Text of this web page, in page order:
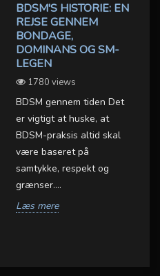
BDSM'S HISTORIE: EN
REJSE GENNEM
BONDAGE,
DOMINANS OG SM-
LEGEN
1780 views
BDSM gennem tiden Det
er vigtigt at huske, at
BDSM-praksis altid skal
være baseret på
samtykke, respekt og
grænser....
Læs mere